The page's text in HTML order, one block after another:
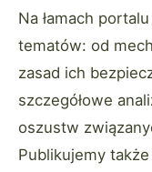
Na łamach
tematów: od
zasad ich
szczegółowe
oszustw
Publikujemy